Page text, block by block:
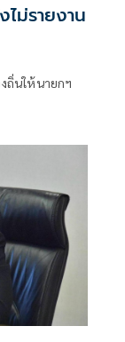
ม่รายงาน
ถิ่นให้นายกฯ